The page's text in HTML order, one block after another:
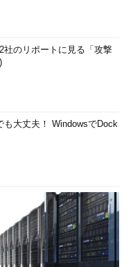
社のリポートに見る「攻撃
も大丈夫！ WindowsでDock